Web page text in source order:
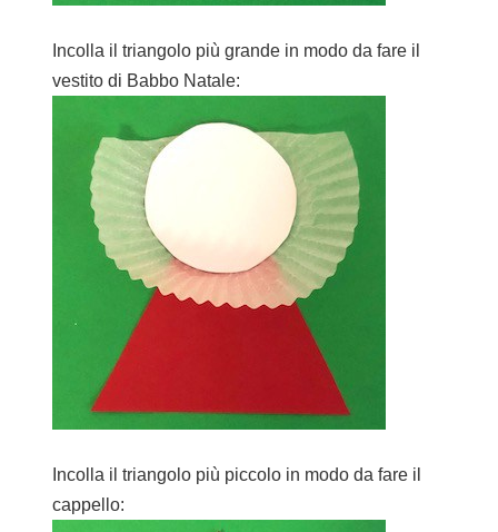
Incolla il triangolo più grande in modo da fare il
vestito di Babbo Natale:
Incolla il triangolo più piccolo in modo da fare il
cappello: